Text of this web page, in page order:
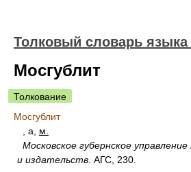
Толковый словарь
Мосгублит
Толкование
Мосгублит
, а, м.
Московское губернское
и издательств . АГС, 230.